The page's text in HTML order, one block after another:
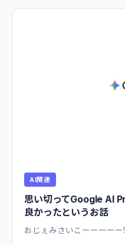
AI関連
思い切ってGoogle AI
良かったというお話
おじぇみさいこーーーーー!